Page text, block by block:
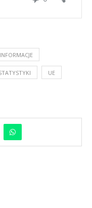
INFORMACJE
UE